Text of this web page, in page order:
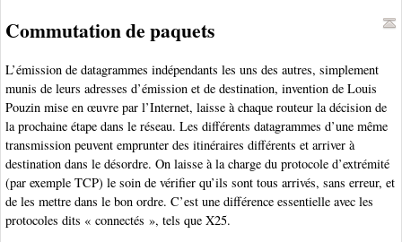
Commutation de paquets
L’émission de datagrammes indépendants les uns des autres, simplement
munis de leurs adresses d’émission et de destination, invention de Louis
Pouzin mise en œuvre par l’Internet, laisse à chaque routeur la décision de
la prochaine étape dans le réseau. Les différents datagrammes d’une même
transmission peuvent emprunter des itinéraires différents et arriver à
destination dans le désordre. On laisse à la charge du protocole d’extrémité
(par exemple TCP) le soin de vérifier qu’ils sont tous arrivés, sans erreur, et
de les mettre dans le bon ordre. C’est une différence essentielle avec les
protocoles dits « connectés », tels que X25.